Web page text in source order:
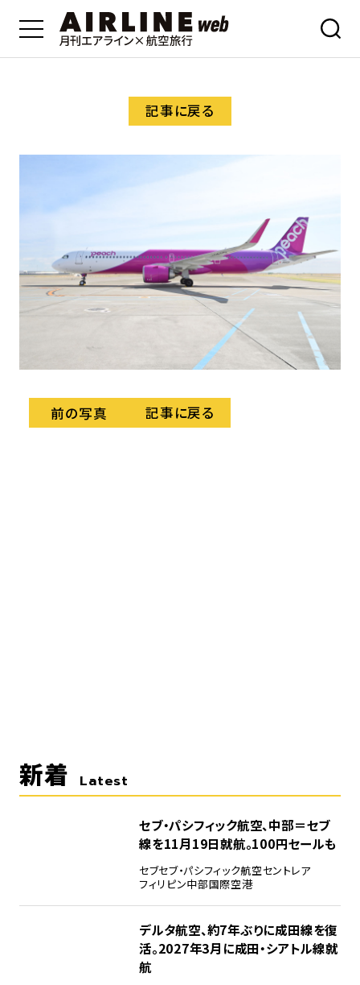
記事に戻る
前の写真 記事に戻る
新着 Latest
セブ・パシフィック航空、中部＝セブ
線を11月19日就航。100円セールも
セブセブ・パシフィック航空セントレア
フィリピン中部国際空港
デルタ航空、約7年ぶりに成田線を復
活。2027年3月に成田・シアトル線就
航